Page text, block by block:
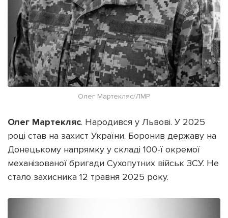
Олег Мартекляс/ЛМР
Олег Мартекляс. Народився у Львові. У 2025
році став на захист України. Боронив державу на
Донецькому напрямку у складі 100-ї окремої
механізованої бригади Сухопутних військ ЗСУ. Не
стало захисника 12 травня 2025 року.